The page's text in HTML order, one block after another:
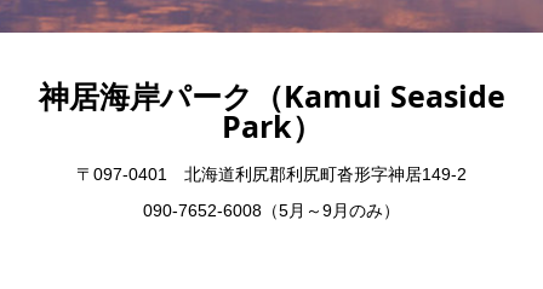
神居海岸パーク（Kamui Seaside
Park）
〒097-0401 北海道利尻郡利尻町沓形字神居149-2
090-7652-6008（5月～9月のみ）